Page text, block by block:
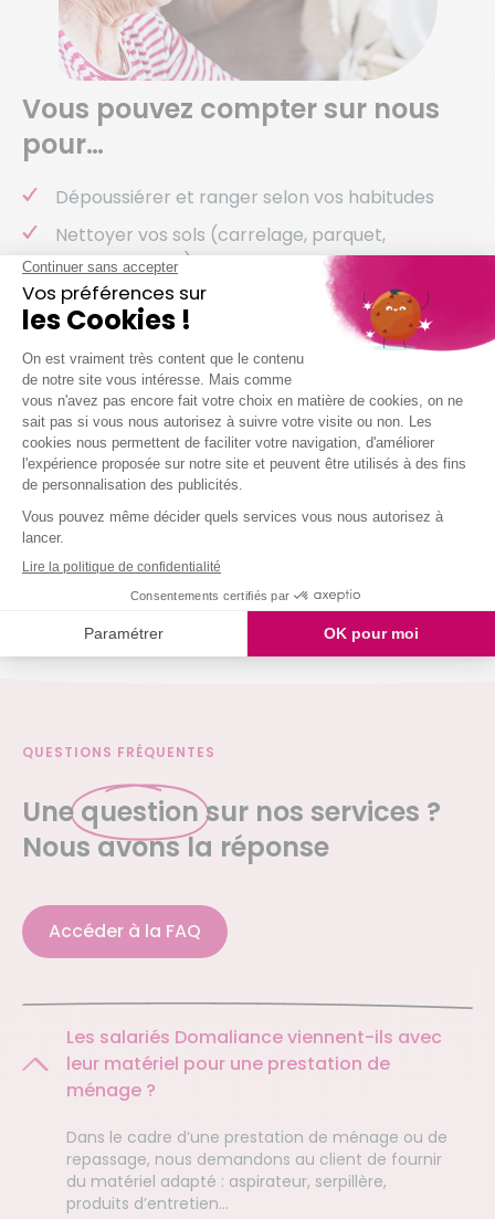
Vous pouvez compter sur nous
pour…
Dépoussiérer et ranger selon vos habitudes
Nettoyer vos sols (carrelage, parquet,
moquette, etc.)
Entretenir votre salle de bain
Entretenir vos sanitaires
Nettoyer vos vitres
Laver votre vaisselle
Et même arroser vos plantes !
Nous intervenons chez vous à partir de 2h
Je demande mon devis
QUESTIONS FRÉQUENTES
Une question sur nos services ?
Nous avons la réponse
Accéder à la FAQ
Les salariés Domaliance viennent-ils avec
leur matériel pour une prestation de
ménage ?
Dans le cadre d’une prestation de ménage ou de
repassage, nous demandons au client de fournir
du matériel adapté : aspirateur, serpillère,
produits d’entretien…